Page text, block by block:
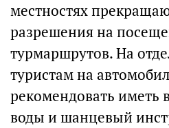
местностях
разрешения на
турмаршрутов. На
туристам на
рекомендовать иметь
воды и шанцевый